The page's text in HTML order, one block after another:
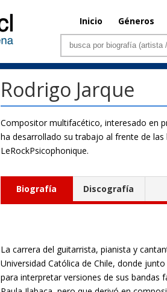
Inicio Géneros
Rodrigo Jarque
Compositor multifacético, interesado en
ha desarrollado su trabajo al frente de las
LeRockPsicophonique.
Biografía Discografía
La carrera del guitarrista, pianista y
Universidad Católica de Chile, donde
para interpretar versiones de sus bandas